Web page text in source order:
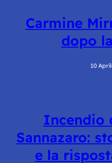
Carmine
dopo
10
Incendio
Sannazaro:
e la